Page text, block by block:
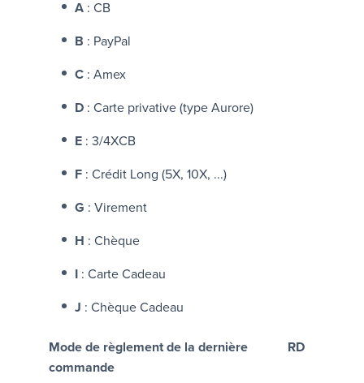
A : CB
B : PayPal
C : Amex
D : Carte privative (type Aurore)
E : 3/4XCB
F : Crédit Long (5X, 10X, ...)
G : Virement
H : Chèque
I : Carte Cadeau
J : Chèque Cadeau
Mode de règlement de la dernière
commande
RD